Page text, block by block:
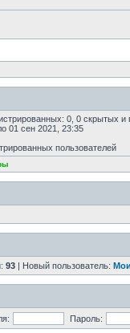
0, 0 скрытых
01 сен 2021, 23:35
пользователей
93 | Новый пользователь:
Пароль: